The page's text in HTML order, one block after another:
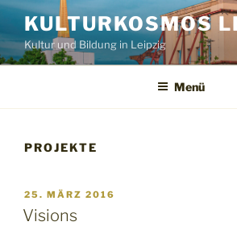
Zum
Inhalt
springen
KULTURKOSMOS
Kultur und Bildung in Leipzig
Menü
PROJEKTE
VERÖFFENTLICHT
AM
25. MÄRZ 2016
Visions